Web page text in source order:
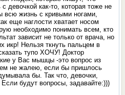
девочкой как-то, которая тоже не
всю жизнь с кривыми ногами,
еще наглости хватает носом
необходимо понимать всем, кто
зависит не только от врача, но
икр! Нельзя ткнуть пальцем в
тупо ХОЧУ! Доктор
у Вас мышцы -это вопрос из
не жалею, если бы пришлось
бы. Так что, девочки,
Если будут вопросы, задавайте:)))